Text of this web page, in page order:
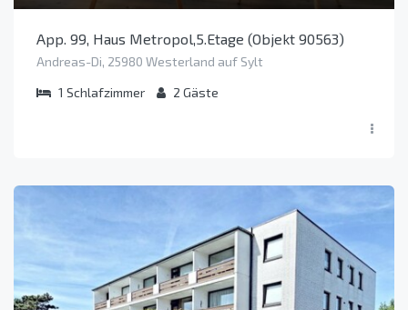
App. 99, Haus Metropol,5.Etage (Objekt 90563)
Andreas-Di, 25980 Westerland auf Sylt
1 Schlafzimmer 2 Gäste